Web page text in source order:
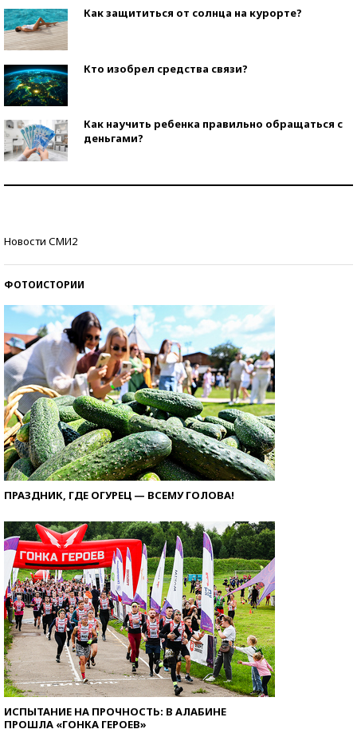
Как защититься от солнца на курорте?
Кто изобрел средства связи?
Как научить ребенка правильно обращаться с
деньгами?
Новости СМИ2
ФОТОИСТОРИИ
ПРАЗДНИК, ГДЕ ОГУРЕЦ — ВСЕМУ ГОЛОВА!
ИСПЫТАНИЕ НА ПРОЧНОСТЬ: В АЛАБИНЕ
ПРОШЛА «ГОНКА ГЕРОЕВ»